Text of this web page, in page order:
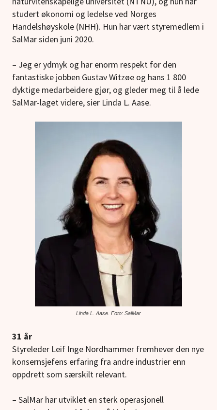
studert økonomi og ledelse ved Norges
Handelshøyskole (NHH). Hun har vært styremedlem i
SalMar siden juni 2020.
– Jeg er ydmyk og har enorm respekt for den
fantastiske jobben Gustav Witzøe og hans 1 800
dyktige medarbeidere gjør, og gleder meg til å lede
SalMar-laget videre, sier Linda L. Aase.
Linda L. Aase. Foto: SalMar
31 år
Styreleder Leif Inge Nordhammer fremhever den nye
konsernsjefens erfaring fra andre industrier enn
oppdrett som særskilt relevant.
– SalMar har utviklet en sterk operasjonell